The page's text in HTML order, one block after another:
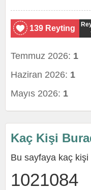
139 Reyting
Temmuz 2026: 1
Haziran 2026: 1
Mayıs 2026: 1
Kaç Kişi
Bu sayfaya kaç kişi
1021084